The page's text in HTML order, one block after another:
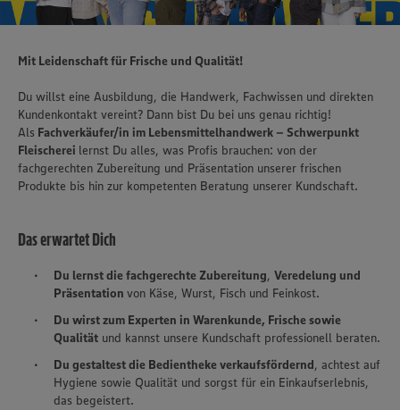
Mit Leidenschaft für Frische und Qualität!
Du willst eine Ausbildung, die Handwerk, Fachwissen und direkten
Kundenkontakt vereint? Dann bist Du bei uns genau richtig!
Als Fachverkäufer/in im Lebensmittelhandwerk – Schwerpunkt
Fleischerei lernst Du alles, was Profis brauchen: von der
fachgerechten Zubereitung und Präsentation unserer frischen
Produkte bis hin zur kompetenten Beratung unserer Kundschaft.
Das erwartet Dich
Du lernst die fachgerechte Zubereitung, Veredelung und
Präsentation von Käse, Wurst, Fisch und Feinkost.
Du wirst zum Experten in Warenkunde, Frische sowie
Qualität und kannst unsere Kundschaft professionell beraten.
Du gestaltest die Bedientheke verkaufsfördernd, achtest auf
Hygiene sowie Qualität und sorgst für ein Einkaufserlebnis,
das begeistert.